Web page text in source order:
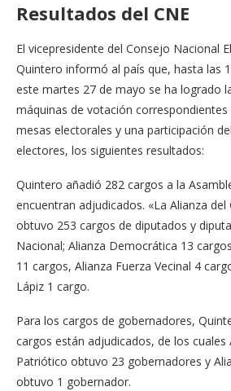
Resultados del CNE
El vicepresidente del Consejo Nacional
Quintero informó al país que, hasta las
este martes 27 de mayo se ha logrado
máquinas de votación correspondientes
mesas electorales y una participación
electores, los siguientes resultados:
Quintero añadió 282 cargos a la
encuentran adjudicados. «La Alianza
obtuvo 253 cargos de diputados y
Nacional; Alianza Democrática 13
11 cargos, Alianza Fuerza Vecinal 4
Lápiz 1 cargo.
Para los cargos de gobernadores,
cargos están adjudicados, de los cuales
Patriótico obtuvo 23 gobernadores y
obtuvo 1 gobernador.